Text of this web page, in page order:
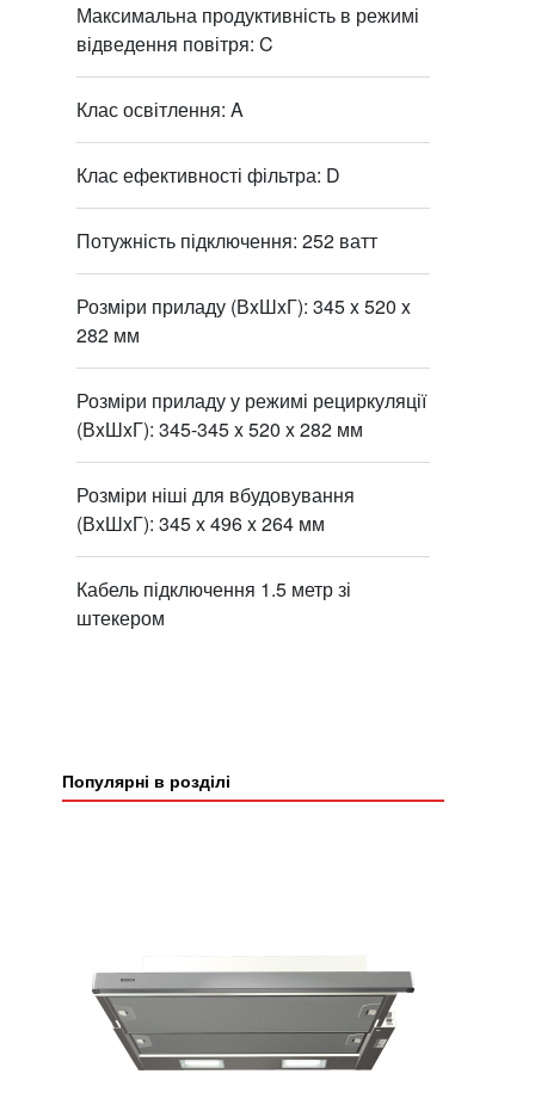
Максимальна продуктивність в режимі
відведення повітря: C
Клас освітлення: A
Клас ефективності фільтра: D
Потужність підключення: 252 ватт
Розміри приладу (ВxШxГ): 345 x 520 x
282 мм
Розміри приладу у режимі рециркуляції
(ВxШxГ): 345-345 x 520 x 282 мм
Розміри ніші для вбудовування
(ВxШxГ): 345 x 496 x 264 мм
Кабель підключення 1.5 метр зі
штекером
Популярні в розділі